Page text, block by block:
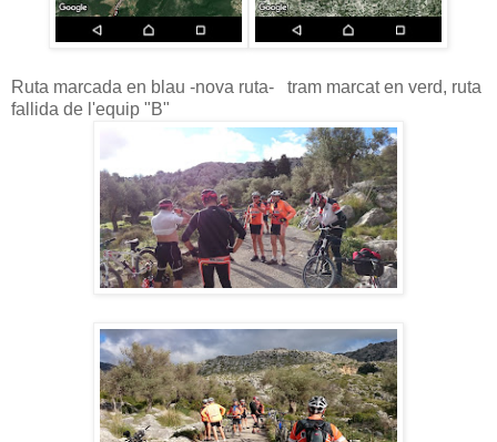
Ruta marcada en blau -nova ruta- tram marcat en verd, ruta
fallida de l'equip "B"